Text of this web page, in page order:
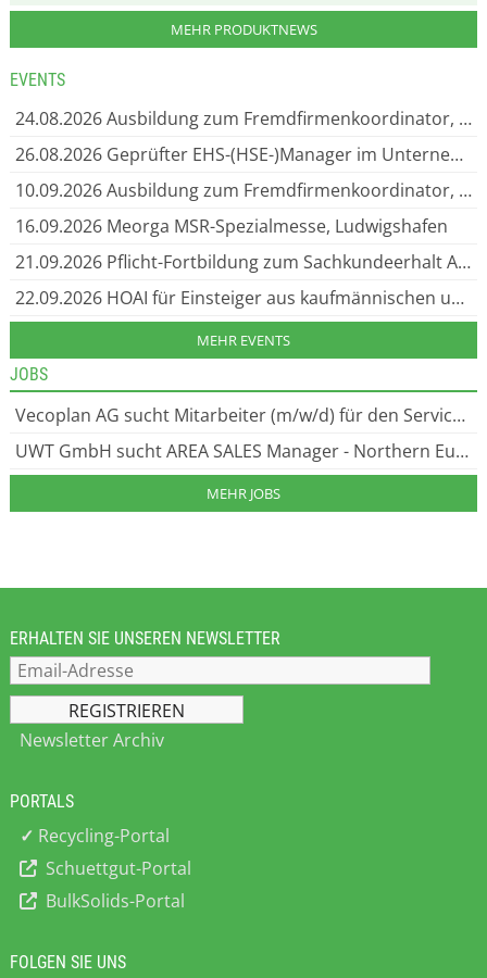
MEHR PRODUKTNEWS
EVENTS
24.08.2026Ausbildung zum Fremdfirmenkoordinator, Travemünde
26.08.2026 Geprüfter EHS-(HSE-)Manager im Unternehmen (Environment, Health & Safety), Travemünde
10.09.2026Ausbildung zum Fremdfirmenkoordinator, Essen
16.09.2026 Meorga MSR-Spezialmesse, Ludwigshafen
21.09.2026 Pflicht-Fortbildung zum Sachkundeerhalt Asbest TRGS 519, Anl. 3, Essen
22.09.2026 HOAI für Einsteiger aus kaufmännischen und technischen Bereichen, Essen
MEHR EVENTS
JOBS
Vecoplan AG sucht Mitarbeiter (m/w/d) für den Service Parts, Zerkleinerungs- und Recyclingtechnik aus dem Westerwald. Gesucht: technische Kundenberatung im Bereich Service Parts in Bad Marienberg.
UWT GmbH sucht AREA SALES Manager - Northern Europe (m/w/d), Sicherheit UND Innovation HAND IN HAND Als inhabergeführtes Unternehmen bieten wir unseren rund 200 engagierten Mitarbeiter:innen ein dynamisches Arbeitsumfeld.
MEHR JOBS
ERHALTEN SIE UNSEREN NEWSLETTER
Newsletter Archiv
PORTALS
✓ Recycling-Portal
Schuettgut-Portal
BulkSolids-Portal
FOLGEN SIE UNS